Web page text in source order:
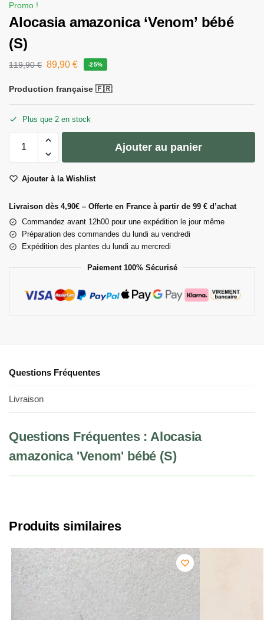
Promo !
Alocasia amazonica ‘Venom’ bébé
(S)
119,90€ 89,90 € -25%
Production française 🇫🇷
Plus que 2 en stock
Ajouter au panier
Ajouter à la Wishlist
Livraison dès 4,90€ – Offerte en France à partir de 99 € d’achat
Commandez avant 12h00 pour une expédition le jour même
Préparation des commandes du lundi au vendredi
Expédition des plantes du lundi au mercredi
Paiement 100% Sécurisé
Questions Fréquentes
Livraison
Questions Fréquentes : Alocasia
amazonica 'Venom' bébé (S)
Produits similaires